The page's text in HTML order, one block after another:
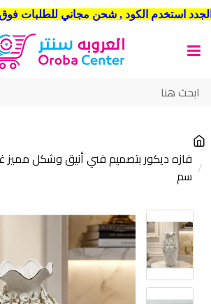
شحن مجاني للطلبات فوق 499رس داخل الرياض . وشحن الي جميع مدن المملكة العربية السعودية
سم